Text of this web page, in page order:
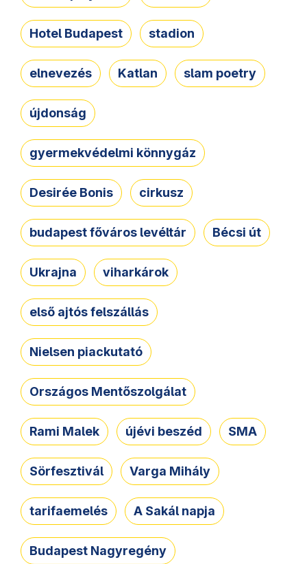
Hotel Budapest stadion
elnevezés Katlan slam poetry
újdonság
gyermekvédelmi könnygáz
Desirée Bonis cirkusz
budapest főváros levéltár Bécsi út
Ukrajna viharkárok
első ajtós felszállás
Nielsen piackutató
Országos Mentőszolgálat
Rami Malek újévi beszéd SMA
Sörfesztivál Varga Mihály
tarifaemelés A Sakál napja
Budapest Nagyregény